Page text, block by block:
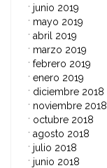
junio 2019
mayo 2019
abril 2019
marzo 2019
febrero 2019
enero 2019
diciembre 2018
noviembre 2018
octubre 2018
agosto 2018
julio 2018
junio 2018